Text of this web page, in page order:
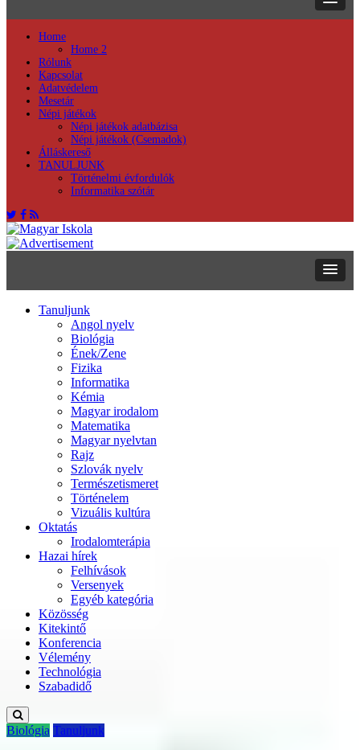
Home
Home 2
Rólunk
Kapcsolat
Adatvédelem
Mesetár
Népi játékok
Népi játékok adatbázisa
Népi játékok (Csemadok)
Álláskereső
TANULJUNK
Történelmi évfordulók
Informatika szótár
Tanuljunk
Angol nyelv
Biológia
Ének/Zene
Fizika
Informatika
Kémia
Magyar irodalom
Matematika
Magyar nyelvtan
Rajz
Szlovák nyelv
Természetismeret
Történelem
Vizuális kultúra
Oktatás
Irodalomterápia
Hazai hírek
Felhívások
Versenyek
Egyéb kategória
Közösség
Kitekintő
Konferencia
Vélemény
Technológia
Szabadidő
Biológia Tanuljunk